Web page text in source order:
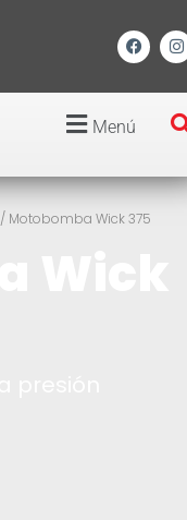
Menú
/ Motobomba Wick 375